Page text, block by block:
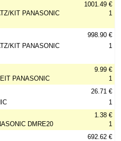
KIT PANASONIC
1001.49 €
1
KIT PANASONIC
998.90 €
1
PANASONIC
9.99 €
1
26.71 €
1
DMRE20
1.38 €
1
692.62 €